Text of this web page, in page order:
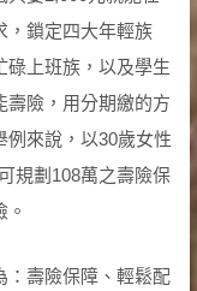
，鎖定四大年輕族
碌上班族，以及學生
壽險，用分期繳的方
例來說，以30歲女性
規劃108萬之壽險保
：壽險保障、輕鬆配